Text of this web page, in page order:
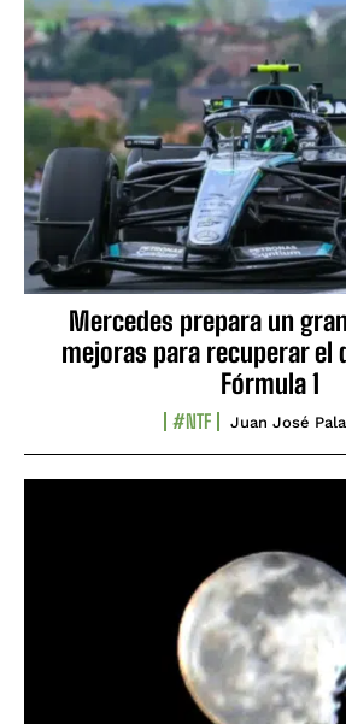
Mercedes prepara un
mejoras para recuperar el
Fórmula 1
#NTF Juan José